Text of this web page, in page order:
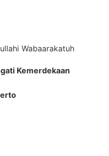
Wabaarakatuh
Kemerdekaan